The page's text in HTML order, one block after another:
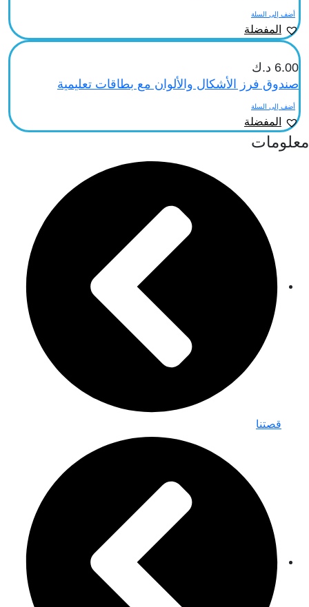
أضف إلى السلة
المفضلة
6.00 د.ك
صندوق فرز الأشكال والألوان مع بطاقات تعليمية
أضف إلى السلة
المفضلة
معلومات
قصتنا